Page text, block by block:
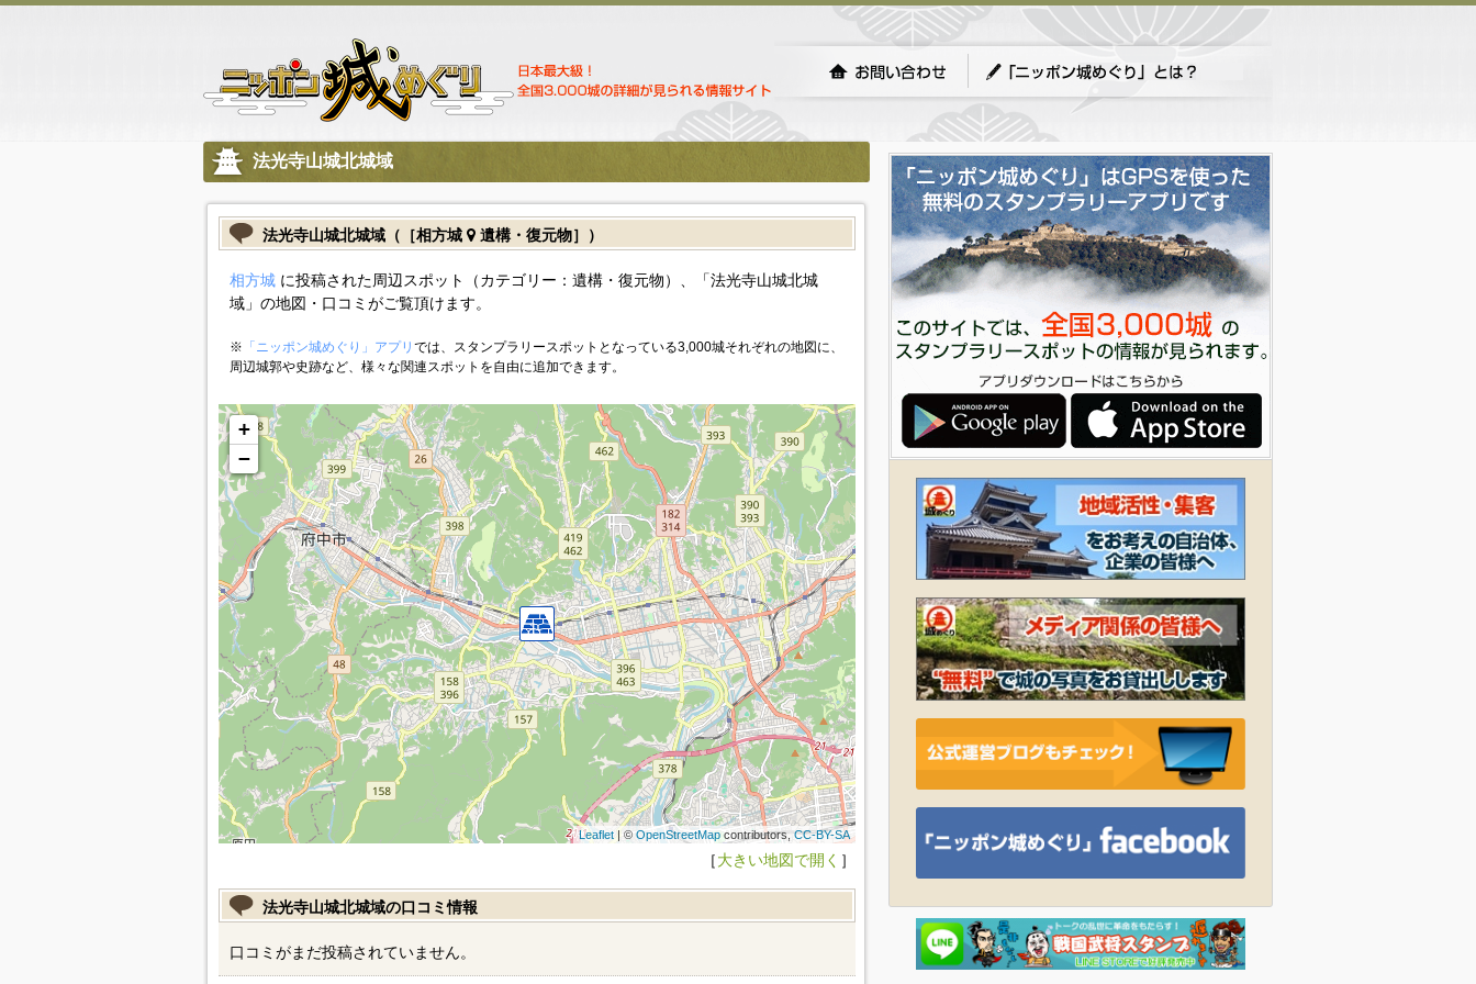
法光寺山城北城域
法光寺山城北城域（［相方城 遺構・復元物］）
相方城に投稿された周辺スポット（カテゴリー：遺構・復元物）、「法光寺山城北城
域」の地図・口コミがご覧頂けます。
※ 「ニッポン城めぐり」アプリ では、スタンプラリースポットとなっている3,000城それぞれの地図に、
周辺城郭や史跡など、様々な関連スポットを自由に追加できます。
+
−
Leaflet| © OpenStreetMapcontributors,CC-BY-SA
［大きい地図で開く ］
法光寺山城北城域の口コミ情報
口コミがまだ投稿されていません。